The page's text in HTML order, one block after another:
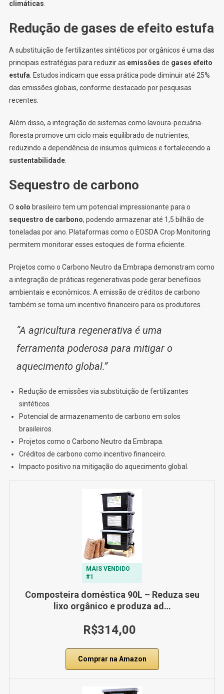
climáticas
Redução de gases de efeito estufa
A substituição de fertilizantes sintéticos por orgânicos é uma das
principais estratégias para reduzir as emissões de gases efeito
estufa . Estudos indicam que essa prática pode diminuir até 25%
das emissões globais, conforme destacado por pesquisas
recentes.
Além disso, a integração de sistemas como lavoura-pecuária-
floresta promove um ciclo mais equilibrado de nutrientes,
reduzindo a dependência de insumos químicos e fortalecendo a
sustentabilidade.
Sequestro de carbono
O solo brasileiro tem um potencial impressionante para o
sequestro de carbono, podendo armazenar até 1,5 bilhão de
toneladas por ano. Plataformas como o EOSDA Crop Monitoring
permitem monitorar esses estoques de forma eficiente.
Projetos como o Carbono Neutro da Embrapa demonstram como
a integração de práticas regenerativas pode gerar benefícios
ambientais e econômicos. A emissão de créditos de carbono
também se torna um incentivo financeiro para os produtores.
“A agricultura regenerativa é uma
ferramenta poderosa para mitigar o
aquecimento global.”
Redução de emissões via substituição de fertilizantes
sintéticos.
Potencial de armazenamento de carbono em solos
brasileiros.
Projetos como o Carbono Neutro da Embrapa.
Créditos de carbono como incentivo financeiro.
Impacto positivo na mitigação do aquecimento global.
MAIS VENDIDO
#1
Composteira doméstica 90L – Reduza seu
lixo orgânico e produza ad…
R$314,00
Comprar na Amazon